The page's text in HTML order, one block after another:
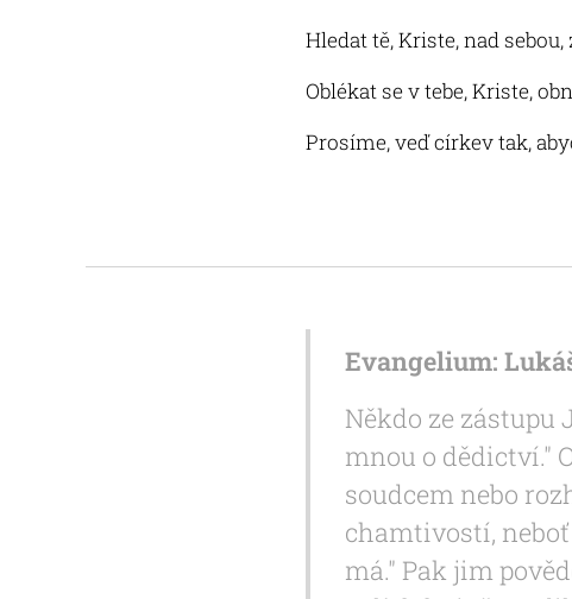
Hledat tě, Kriste, nad
Oblékat se v tebe, Kriste,
Prosíme, veď církev tak,
Evangelium:
Někdo ze zástupu
mnou o dědictví."
soudcem nebo
chamtivostí,
má." Pak jim